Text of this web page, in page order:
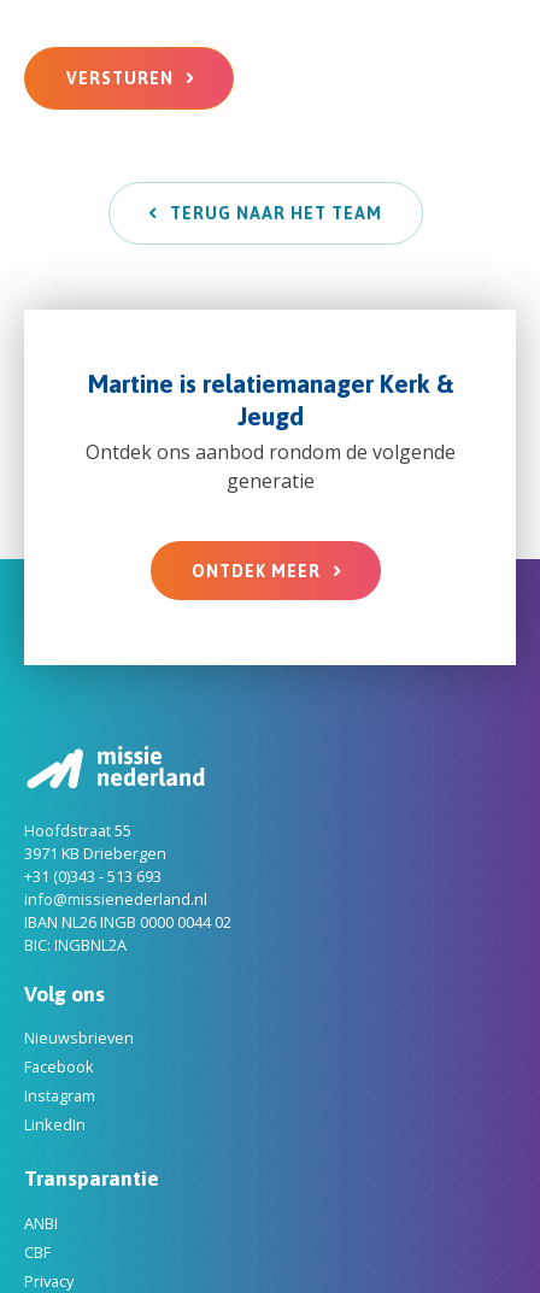
VERSTUREN
TERUG NAAR HET TEAM
Martine is relatiemanager Kerk &
Jeugd
Ontdek ons aanbod rondom de volgende
generatie
ONTDEK MEER
Hoofdstraat 55
3971 KB Driebergen
+31 (0)343 - 513 693
info@missienederland.nl
IBAN NL26 INGB 0000 0044 02
BIC: INGBNL2A
Volg ons
Nieuwsbrieven
Facebook
Instagram
LinkedIn
Transparantie
ANBI
CBF
Privacy